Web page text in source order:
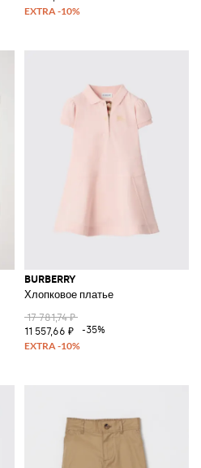
BURBERRY
Хлопковое платье
17 781,74 ₽
11 557,66 ₽
-35%